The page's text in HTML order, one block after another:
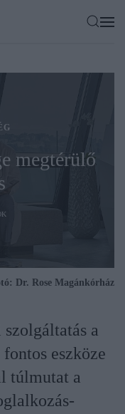
megtérülő
Dr. Rose Magánkórház
a
eszköze
túlmutat a